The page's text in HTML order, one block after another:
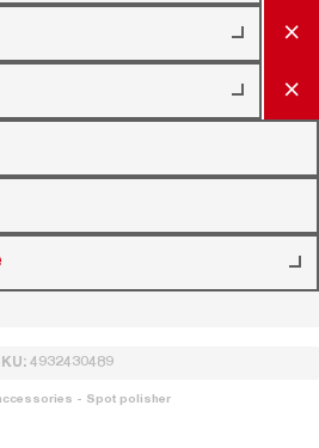
×
×
4932430489
- Spot polisher